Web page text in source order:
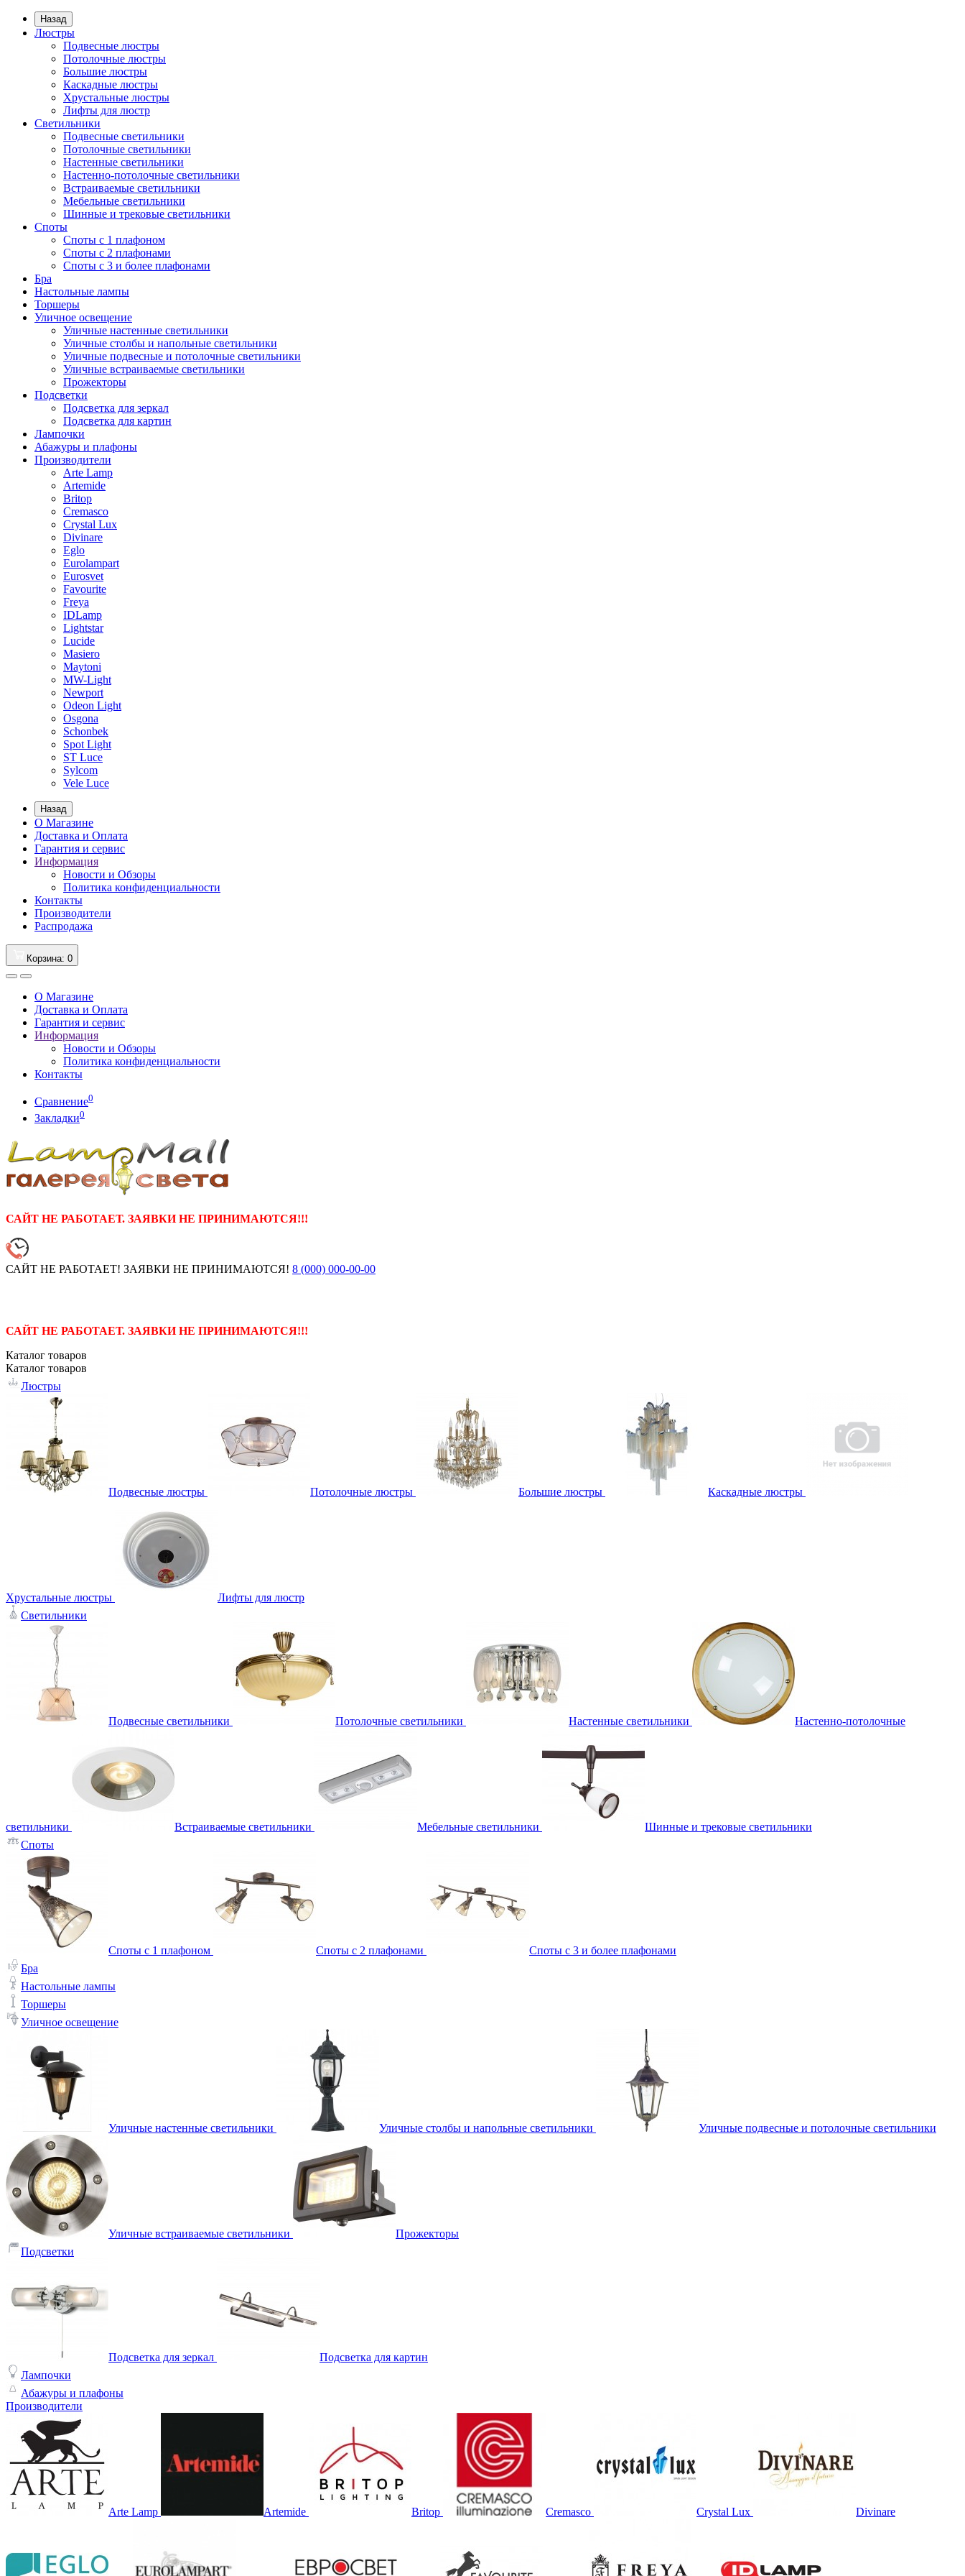
Назад
Люстры
Подвесные люстры
Потолочные люстры
Большие люстры
Каскадные люстры
Хрустальные люстры
Лифты для люстр
Светильники
Подвесные светильники
Потолочные светильники
Настенные светильники
Настенно-потолочные светильники
Встраиваемые светильники
Мебельные светильники
Шинные и трековые светильники
Споты
Споты с 1 плафоном
Споты с 2 плафонами
Споты с 3 и более плафонами
Бра
Настольные лампы
Торшеры
Уличное освещение
Уличные настенные светильники
Уличные столбы и напольные светильники
Уличные подвесные и потолочные светильники
Уличные встраиваемые светильники
Прожекторы
Подсветки
Подсветка для зеркал
Подсветка для картин
Лампочки
Абажуры и плафоны
Производители
Arte Lamp
Artemide
Britop
Cremasco
Crystal Lux
Divinare
Eglo
Eurolampart
Eurosvet
Favourite
Freya
IDLamp
Lightstar
Lucide
Masiero
Maytoni
MW-Light
Newport
Odeon Light
Osgona
Schonbek
Spot Light
ST Luce
Sylcom
Vele Luce
Назад
О Магазине
Доставка и Оплата
Гарантия и сервис
Информация
Новости и Обзоры
Политика конфиденциальности
Контакты
Производители
Распродажа
Корзина: 0
О Магазине
Доставка и Оплата
Гарантия и сервис
Информация
Новости и Обзоры
Политика конфиденциальности
Контакты
Сравнение0
Закладки0
САЙТ НЕ РАБОТАЕТ. ЗАЯВКИ НЕ ПРИНИМАЮТСЯ!!!
САЙТ НЕ РАБОТАЕТ! ЗАЯВКИ НЕ ПРИНИМАЮТСЯ! 8 (000) 000-00-00
САЙТ НЕ РАБОТАЕТ. ЗАЯВКИ НЕ ПРИНИМАЮТСЯ!!!
Каталог товаров
Каталог товаров
Люстры
Подвесные люстры Потолочные люстры Большие люстры Каскадные люстры
Хрустальные люстры
Лифты для люстр
Светильники
Подвесные светильники Потолочные светильники Настенные светильники Настенно-потолочные
светильники Встраиваемые светильники Мебельные светильники
Шинные и трековые светильники
Споты
Споты с 1 плафоном Споты с 2 плафонами
Споты с 3 и более плафонами
Бра
Настольные лампы
Торшеры
Уличное освещение
Уличные настенные светильники Уличные столбы и напольные светильники Уличные подвесные и потолочные светильники
Уличные встраиваемые светильники
Прожекторы
Подсветки
Подсветка для зеркал
Подсветка для картин
Лампочки
Абажуры и плафоны
Производители
Arte Lamp Artemide Britop Cremasco Crystal Lux Divinare